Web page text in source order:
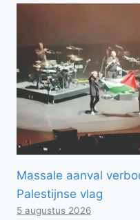
Massale aanval
Palestijnse vlag
5 augustus 2026